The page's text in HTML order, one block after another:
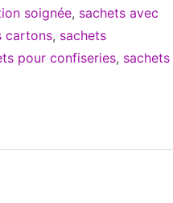
soignée, sachets avec
cartons, sachets
pour confiseries, sachets